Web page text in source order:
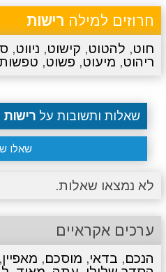
חרוזים למילה רישות
חוט, להטוט, קישוט, ניווט,
ריהוט, מיעוט, פשוט, טפשות
שאלות ותשובות על רישות
שאלו
לא נמצאו שאלות.
ערכים אקראיים
הנכם, בדאי, מוסכם, מאפיין,